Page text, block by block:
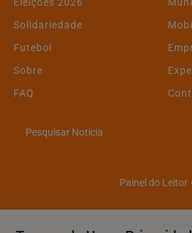
Eleições 2026
Solidariedade
Futebol
Sobre
FAQ
Pesquisar Notícia
Painel do Leitor